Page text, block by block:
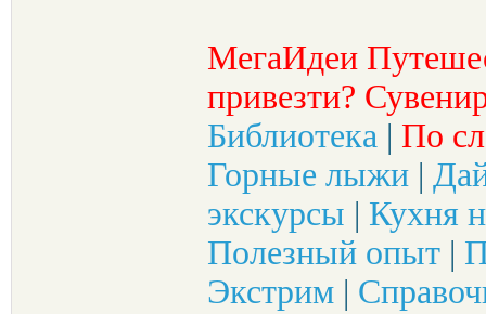
МегаИдеи
привезти?
Библиотека | По
Горные лыжи |
экскурсы | Кухня
Полезный опыт |
Экстрим |